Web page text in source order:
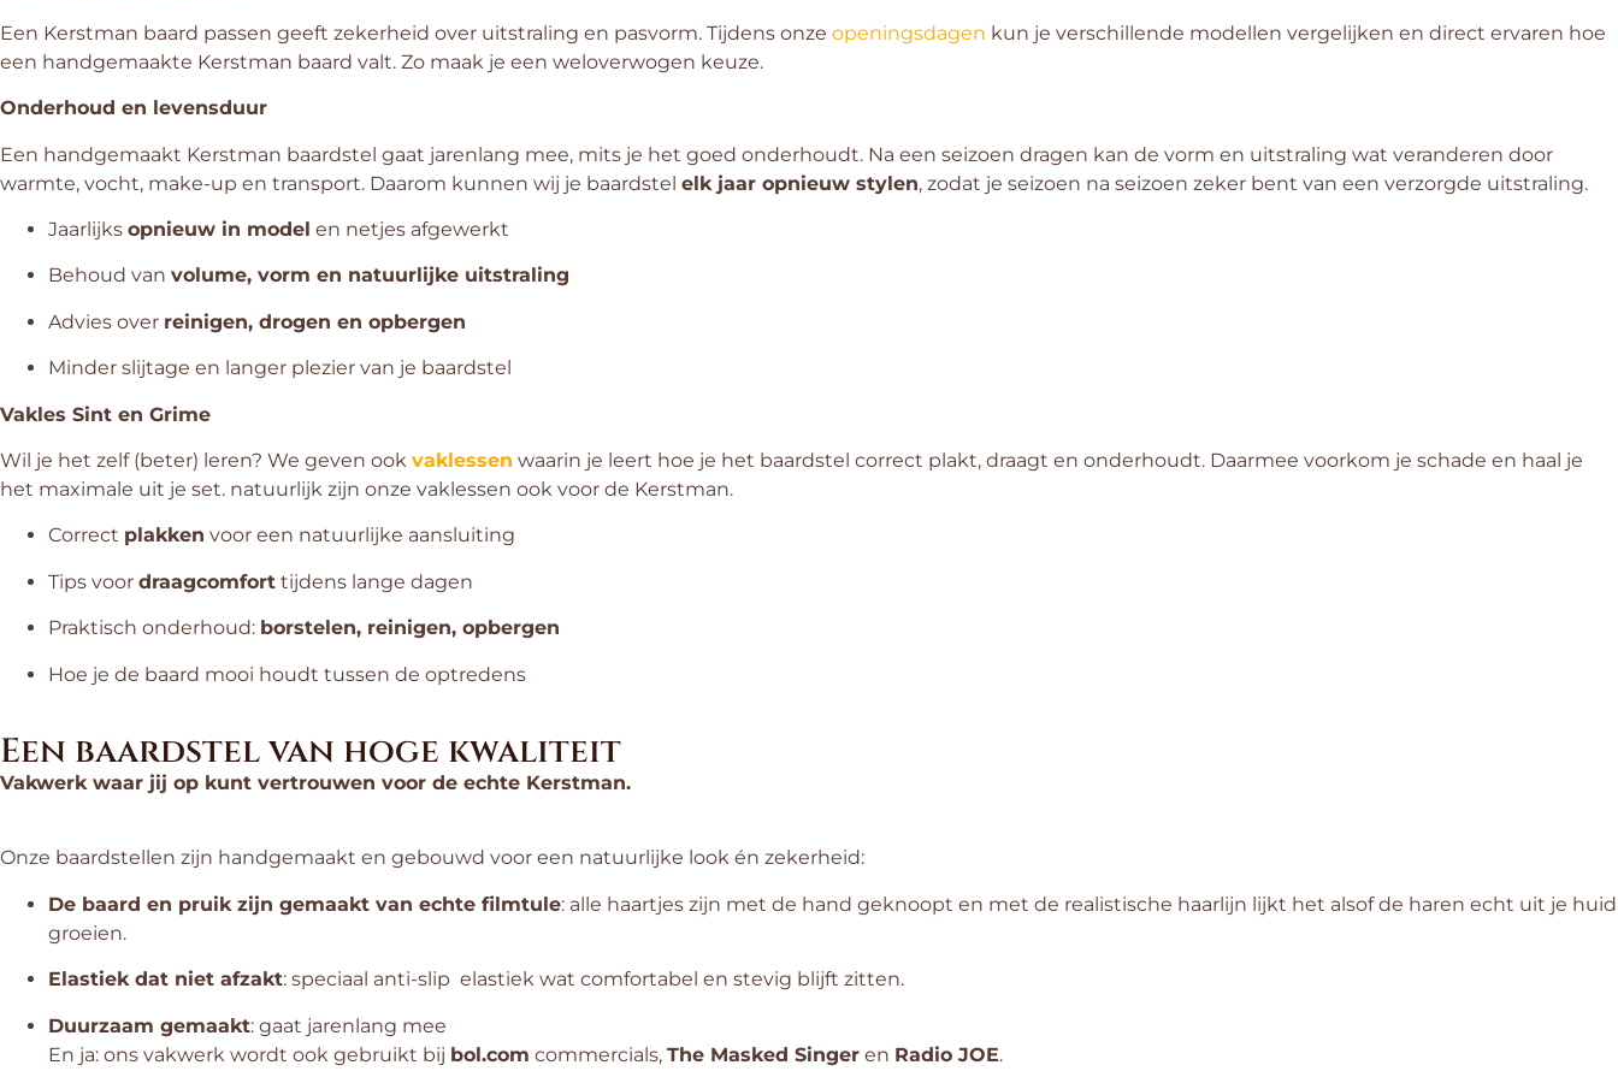
Een Kerstman baard passen geeft zekerheid over uitstraling en pasvorm. Tijdens onze openingsdagen kun je verschillende modellen vergelijken en direct ervaren hoe
een handgemaakte Kerstman baard valt. Zo maak je een weloverwogen keuze.
Onderhoud en levensduur
Een handgemaakt Kerstman baardstel gaat jarenlang mee, mits je het goed onderhoudt. Na een seizoen dragen kan de vorm en uitstraling wat veranderen door
warmte, vocht, make-up en transport. Daarom kunnen wij je baardstel elk jaar opnieuw stylen, zodat je seizoen na seizoen zeker bent van een verzorgde uitstraling.
Jaarlijks opnieuw in model en netjes afgewerkt
Behoud van volume, vorm en natuurlijke uitstraling
Advies over reinigen, drogen en opbergen
Minder slijtage en langer plezier van je baardstel
Vakles Sint en Grime
Wil je het zelf (beter) leren? We geven ook vaklessen waarin je leert hoe je het baardstel correct plakt, draagt en onderhoudt. Daarmee voorkom je schade en haal je
het maximale uit je set. natuurlijk zijn onze vaklessen ook voor de Kerstman.
Correct plakken voor een natuurlijke aansluiting
Tips voor draagcomfort tijdens lange dagen
Praktisch onderhoud: borstelen, reinigen, opbergen
Hoe je de baard mooi houdt tussen de optredens
Een baardstel van hoge kwaliteit
Vakwerk waar jij op kunt vertrouwen voor de echte Kerstman.
Onze baardstellen zijn handgemaakt en gebouwd voor een natuurlijke look én zekerheid:
De baard en pruik zijn gemaakt van echte filmtule: alle haartjes zijn met de hand geknoopt en met de realistische haarlijn lijkt het alsof de haren echt uit je huid
groeien.
Elastiek dat niet afzakt: speciaal anti-slip elastiek wat comfortabel en stevig blijft zitten.
Duurzaam gemaakt: gaat jarenlang mee
En ja: ons vakwerk wordt ook gebruikt bij bol.com commercials, The Masked Singer en Radio JOE.